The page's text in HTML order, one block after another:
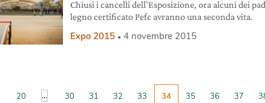
Chiusi i cancelli dell’Esposizione, ora alcuni dei
legno certificato Pefc avranno una seconda vita.
Expo 2015 4 novembre 2015
20 ... 30 31 32 33 34 35 36 37